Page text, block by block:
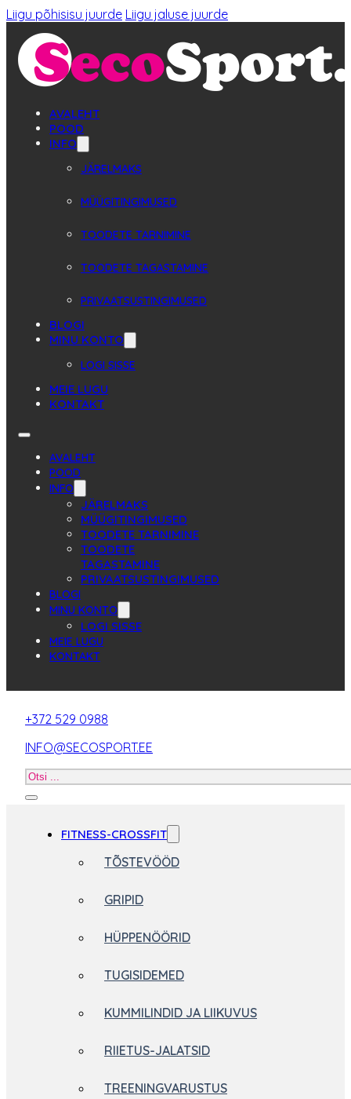
Liigu põhisisu juurde Liigu jaluse juurde
AVALEHT
POOD
INFO
JÄRELMAKS
MÜÜGITINGIMUSED
TOODETE TARNIMINE
TOODETE TAGASTAMINE
PRIVAATSUSTINGIMUSED
BLOGI
MINU KONTO
LOGI SISSE
MEIE LUGU
KONTAKT
AVALEHT
POOD
INFO
JÄRELMAKS
MÜÜGITINGIMUSED
TOODETE TARNIMINE
TOODETE
TAGASTAMINE
PRIVAATSUSTINGIMUSED
BLOGI
MINU KONTO
LOGI SISSE
MEIE LUGU
KONTAKT
+372 529 0988
INFO@SECOSPORT.EE
Otsi
FITNESS-CROSSFIT
TÕSTEVÖÖD
GRIPID
HÜPPENÖÖRID
TUGISIDEMED
KUMMILINDID JA LIIKUVUS
RIIETUS-JALATSID
TREENINGVARUSTUS